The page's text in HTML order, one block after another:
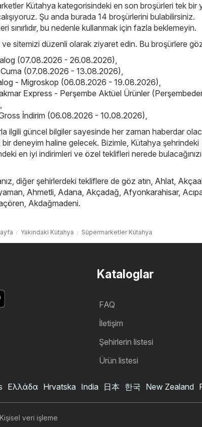
Kütahya kategorisindeki en son broşürleri tek bir
Şu anda burada 14 broşürlerini bulabilirsiniz.
sınırlıdır, bu nedenle kullanmak için fazla beklemeyin.
ve sitemizi düzenli olarak ziyaret edin. Bu broşürlere
(07.08.2026 - 26.08.2026),
(07.08.2026 - 13.08.2026),
- Migroskop (06.08.2026 - 19.08.2026),
Express - Perşembe Aktüel Ürünler
,
İndirim (06.08.2026 - 10.08.2026),
ilgili güncel bilgiler sayesinde her zaman haberdar
deneyim haline gelecek. Bizimle, Kütahya şehrindeki
en iyi indirimleri ve özel teklifleri nerede
diğer şehirlerdeki tekliflere de göz atın, Ahlat,
, Ahmetli, Adana, Akçadağ, Afyonkarahisar,
, Akdağmadeni.
Yakındaki Kütahya Süpermarketler Kütahya
Kataloglar
FAQ
İletişim
Şehirlerin listesi
Ürün listesi
Ελλάδα Hrvatska India 日本 한국 New Zealand
Kişisel veri işleme